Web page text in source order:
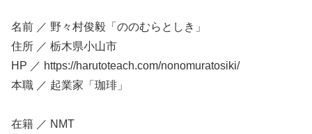
名前 ／ 野々村俊毅「ののむらとしき」
住所 ／ 栃木県小山市
HP ／ https://harutoteach.com/nonomuratosiki/
本職 ／ 起業家「珈琲」
在籍 ／ NMT